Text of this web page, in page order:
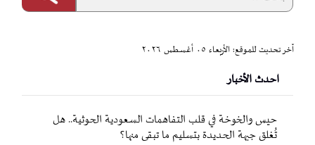
آخر تحديث للموقع: الأربعاء ٠٥ أغسطس ٢٠٢٦
احدث الأخبار
حيس والخوخة في قلب التفاهمات السعودية الحوثية.. هل
تُغلق جبهة الحديدة بتسليم ما تبقى منها؟